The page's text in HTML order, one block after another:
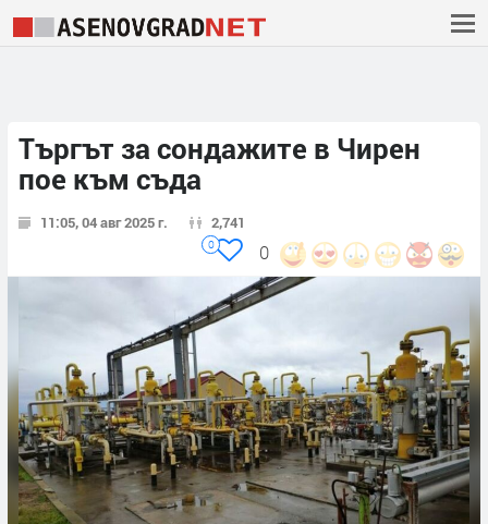
Търгът за сондажите в Чирен
пое към съда
11:05, 04 авг 2025 г. 2,741
0
0